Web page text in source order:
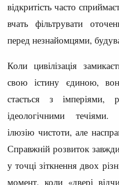
відкритість часто
вчать фільтрувати
перед незнайомцями,
Коли цивілізація
свою істину єдиною,
стається з імперіями,
ідеологічними
ілюзію чистоти, але
Справжній розвиток
у точці зіткнення двох
момент, коли «двері